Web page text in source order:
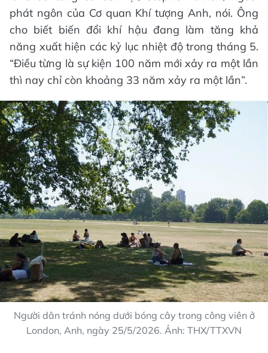
phát ngôn của Cơ quan Khí tượng Anh, nói. Ông
cho biết biến đổi khí hậu đang làm tăng khả
năng xuất hiện các kỷ lục nhiệt độ trong tháng 5.
“Điều từng là sự kiện 100 năm mới xảy ra một lần
thì nay chỉ còn khoảng 33 năm xảy ra một lần”.
Người dân tránh nóng dưới bóng cây trong công viên ở
London, Anh, ngày 25/5/2026. Ảnh: THX/TTXVN